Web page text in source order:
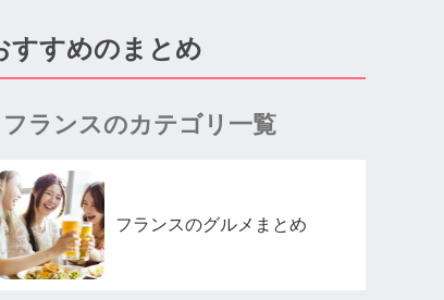
すすめのまとめ
フランスのカテゴリ一覧
フランスのグルメまとめ